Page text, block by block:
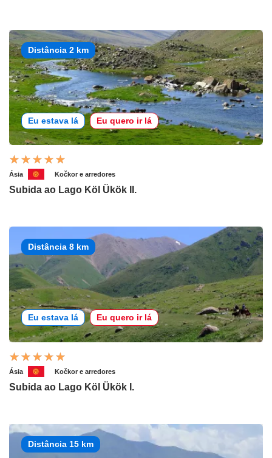
Distância 2 km
Eu estava lá Eu quero ir lá
Ásia Kočkor e arredores
Subida ao Lago Köl Ükök II.
Distância 8 km
Eu estava lá Eu quero ir lá
Ásia Kočkor e arredores
Subida ao Lago Köl Ükök I.
Distância 15 km